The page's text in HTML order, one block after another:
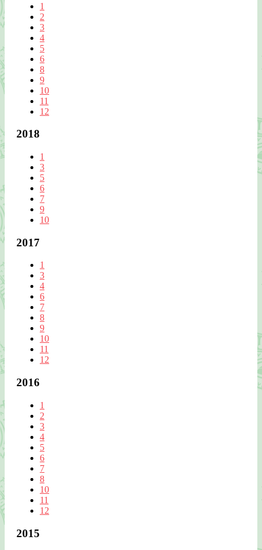
1
2
3
4
5
6
8
9
10
11
12
2018
1
3
5
6
7
9
10
2017
1
3
4
6
7
8
9
10
11
12
2016
1
2
3
4
5
6
7
8
10
11
12
2015